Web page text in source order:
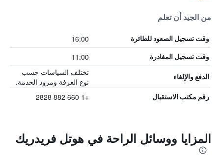
من الجيد أن تعلم
وقت تسجيل الصعود للطائرة 16:00
وقت تسجيل المغادرة 11:00
الدفع والإلغاء
تختلف السياسات حسب
نوع الغرفة ومزود الخدمة.
رقم مكتب الاستقبال +1 660 882 2828
المزايا ووسائل الراحة في هوتل فريدريك